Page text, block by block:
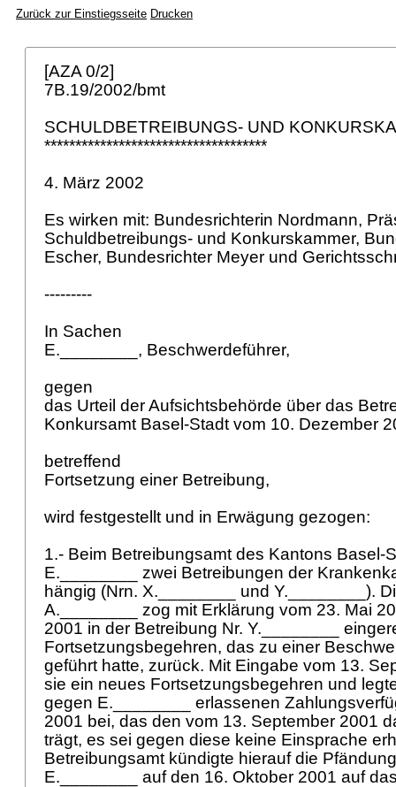
Zurück zur Einstiegsseite Drucken
[AZA 0/2]
7B.19/2002/bmt
SCHULDBETREIBUNGS- UND
************************************
4. März 2002
Es wirken mit: Bundesrichterin Nordmann,
Schuldbetreibungs- und Konkurskammer,
Escher, Bundesrichter Meyer und
---------
In Sachen
E.________, Beschwerdeführer,
gegen
das Urteil der Aufsichtsbehörde über das
Konkursamt Basel-Stadt vom 10. Dezember
betreffend
Fortsetzung einer Betreibung,
wird festgestellt und in Erwägung gezogen:
1.- Beim Betreibungsamt des Kantons Basel-
E.________ zwei Betreibungen der
hängig (Nrn. X.________ und Y.________).
A.________ zog mit Erklärung vom 23. Mai
2001 in der Betreibung Nr. Y.________
Fortsetzungsbegehren, das zu einer
geführt hatte, zurück. Mit Eingabe vom 13.
sie ein neues Fortsetzungsbegehren und
gegen E.________ erlassenen
2001 bei, das den vom 13. September 2001
trägt, es sei gegen diese keine Einsprache
Betreibungsamt kündigte hierauf die
E.________ auf den 16. Oktober 2001 auf